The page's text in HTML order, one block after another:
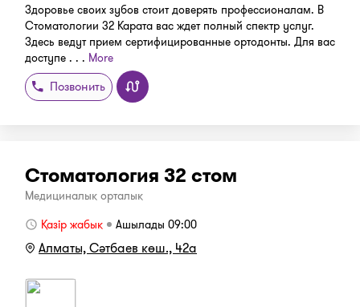
Здоровье своих зубов стоит доверять профессионалам. В
Стоматологии 32 Карата вас ждет полный спектр услуг.
Здесь ведут прием сертифицированные ортодонты. Для вас
доступе . . . More
Позвонить
Стоматология 32 стом
Медициналық орталық
Қазір жабық
Ашылады 09:00
Алматы, Сәтбаев көш., 42а